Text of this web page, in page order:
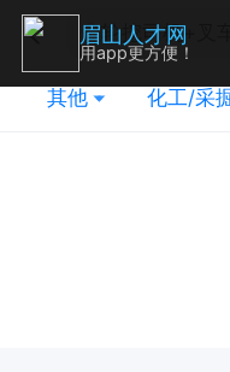
其他
眉山人才网
用app更方便！